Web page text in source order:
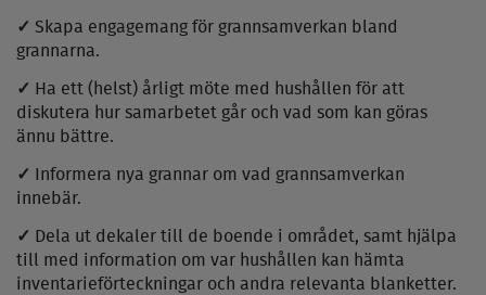
✓ Skapa engagemang för grannsamverkan bland
grannarna.
✓ Ha ett (helst) årligt möte med hushållen för att
diskutera hur samarbetet går och vad som kan göras
ännu bättre.
✓
Informera nya grannar om vad grannsamverkan
innebär.
✓ Dela ut dekaler till de boende i området, samt hjälpa
till med information om var hushållen kan hämta
inventarieförteckningar och andra relevanta blanketter.